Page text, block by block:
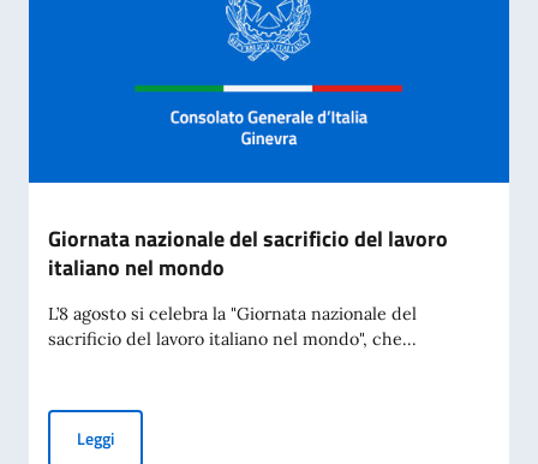
Giornata nazionale del sacrificio del lavoro
italiano nel mondo
L’8 agosto si celebra la "Giornata nazionale del
sacrificio del lavoro italiano nel mondo", che...
LeggiGiornata nazionale del sacrificio del lavoro italiano nel